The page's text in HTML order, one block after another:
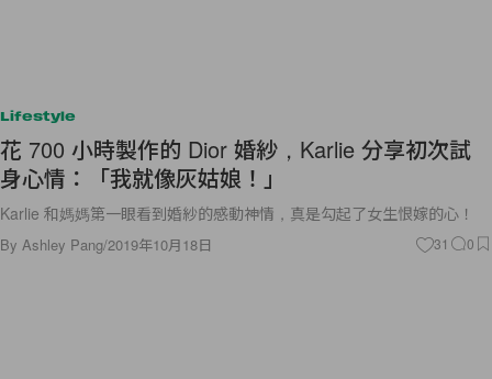
Lifestyle
花 700 小時製作的 Dior 婚紗，Karlie 分享初次試
身心情：「我就像灰姑娘！」
Karlie 和媽媽第一眼看到婚紗的感動神情，真是勾起了女生恨嫁的心！
By Ashley Pang/2019年10月18日 31 0